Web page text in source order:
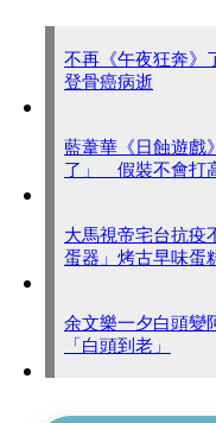
不再《午夜狂奔
登骨癌病逝
藍葦華《日蝕遊戲
了」 假裝不會打
大馬視帝宅台抗
蛋器」烤古早味蛋
余文樂一夕白頭
「白頭到老」